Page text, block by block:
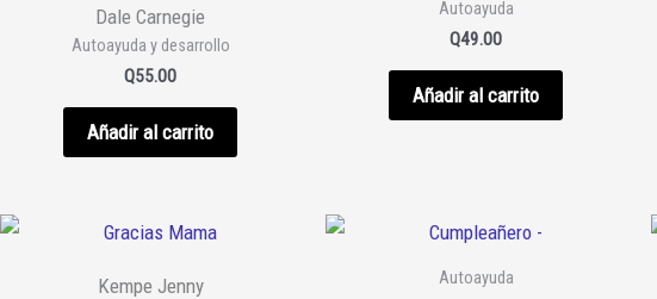
Dale Carnegie
Autoayuda y desarrollo
Q55.00
Añadir al carrito
Autoayuda
Q49.00
Añadir al carrito
Kempe Jenny Autoayuda